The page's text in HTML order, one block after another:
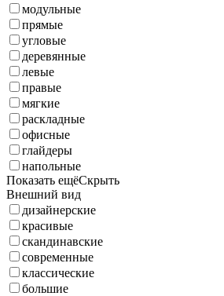
модульные
прямые
угловые
деревянные
левые
правые
мягкие
раскладные
офисные
глайдеры
напольные
Показать ещёСкрыть
Внешний вид
дизайнерские
красивые
скандинавские
современные
классические
большие